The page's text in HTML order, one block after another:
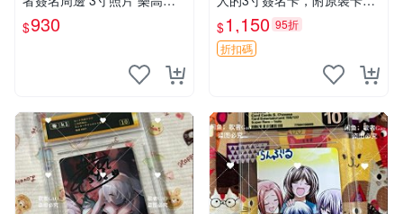
磚 自製限量版 nichijou city th
e animation 簽名照 卡
$930
磚。國內直郵快速到貨。 An
other 替身 綾辻行人 簽名卡
周邊
$1,150 95折
折扣碼